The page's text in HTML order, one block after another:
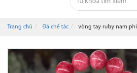
Trang chủ Đá chế tác vòng tay ruby nam phi